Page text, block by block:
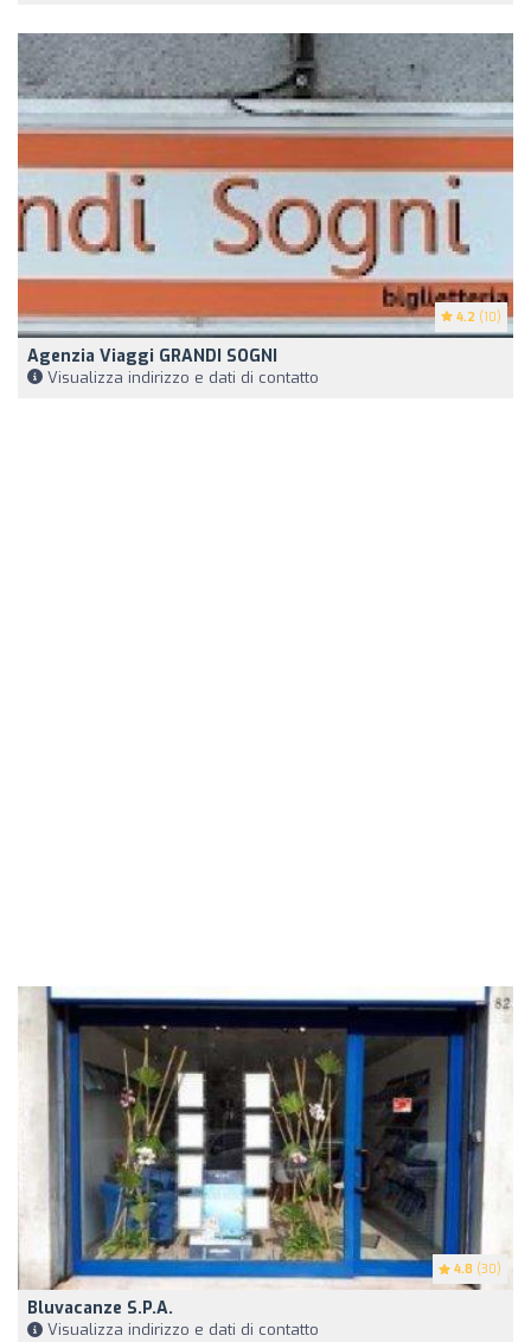
4.2 (10)
Agenzia Viaggi GRANDI SOGNI
Visualizza indirizzo e dati di contatto
4.8 (30)
Bluvacanze S.P.A.
Visualizza indirizzo e dati di contatto